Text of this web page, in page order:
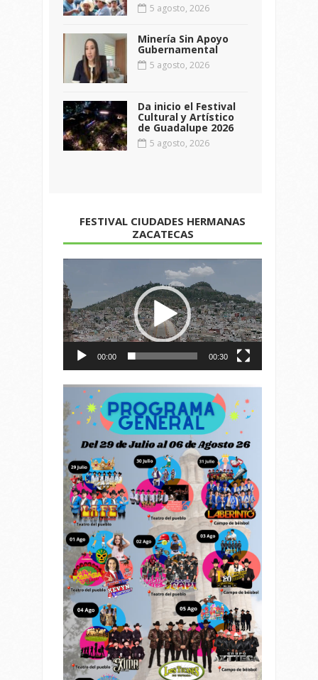
5 agosto, 2026
Minería Sin Apoyo
Gubernamental
5 agosto, 2026
Da inicio el Festival
Cultural y Artístico
de Guadalupe 2026
5 agosto, 2026
FESTIVAL CIUDADES HERMANAS
ZACATECAS
de
vídeo
00:00 00:30